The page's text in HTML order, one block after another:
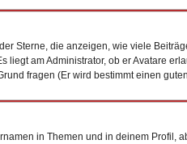
Sterne, die anzeigen, wie viele
am Administrator, ob er Avatare
fragen (Er wird bestimmt einen
in Themen und in deinem Profil,